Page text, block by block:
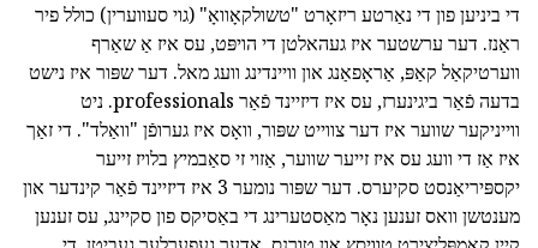
די ביניען פון די נאַרטע ריזאָרט "טשולקאָוואָ" (גוי סעווערין) כולל פיר
ראַנז. דער ערשטער איז געהאלטן די הויפּט, עס איז אַ שאַרף
ווערטיקאַל קאַפּ, אַראָפאַנג און וויינדינג וועג מאל. דער שפּור איז נישט
בדעה פֿאַר ביגינערז, עס איז דיזיינד פֿאַר professionals. ניט
ווייניקער שווער איז דער צווייט שפּור, וואָס איז גערופֿן "וואַלד". די זאַך
איז אַז די וועג עס איז זייער שווער, אַזוי זי סאַבמיץ בלויז זייער
יקספּיריאַנסט סקיערס. דער שפּור נומער 3 איז דיזיינד פֿאַר קינדער און
מענטשן וואס זענען נאָר מאַסטערינג די באַסיקס פון סקיינג, עס זענען